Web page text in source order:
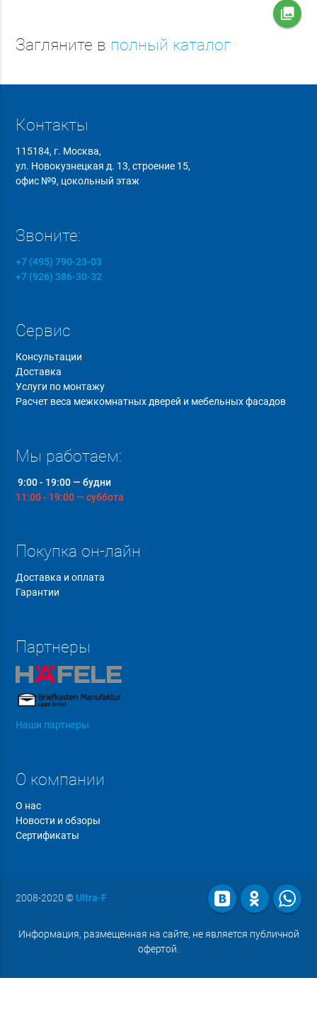
collections
Загляните в полный каталог
Контакты
115184, г. Москва,
ул. Новокузнецкая д. 13, строение 15,
офис №9, цокольный этаж
Звоните:
+7 (495) 790-23-03
+7 (926) 386-30-32
Сервис
Консультации
Доставка
Услуги по монтажу
Расчет веса межкомнатных дверей и мебельных фасадов
Мы работаем:
9:00 - 19:00 — будни
11:00 - 19:00 — суббота
Покупка он-лайн
Доставка и оплата
Гарантии
Партнеры
Наши партнеры
О компании
О нас
Новости и обзоры
Сертификаты
2008-2020 © Ultra-F
Информация, размещенная на сайте, не является публичной
офертой.